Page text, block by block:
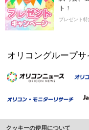
ト！
プレゼント特
オリコングループサ
クッキーの使用について